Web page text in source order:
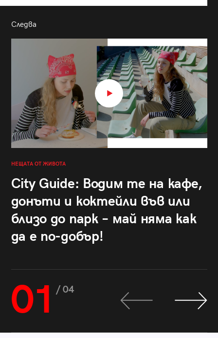
Следва
НЕЩАТА ОТ ЖИВОТА
City Guide: Водим те на кафе,
донъти и коктейли във или
близо до парк – май няма как
да е по-добър!
01 / 04